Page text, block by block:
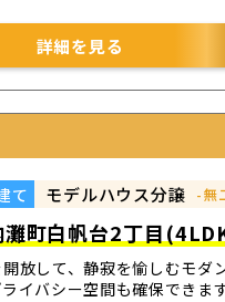
詳細を見る
て モデルハウス分譲 -無
灘町白帆台2丁目
放して、静寂を愉しむモダ
イバシー空間も確保できます